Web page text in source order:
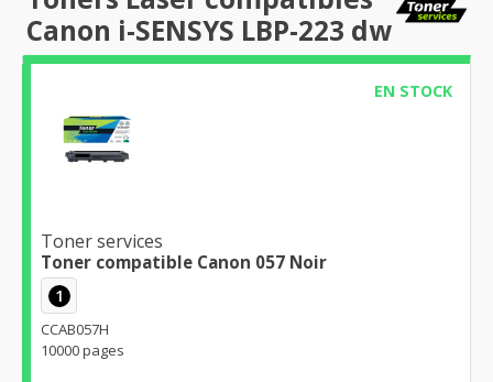
Canon i-SENSYS LBP-223 dw
EN STOCK
Toner services
Toner compatible Canon 057 Noir
1
CCAB057H
10000 pages